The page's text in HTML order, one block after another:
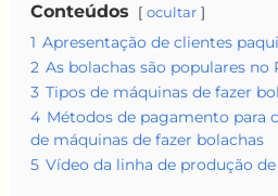
Conteúdos ocultar
1 Apresentação de clientes
2 As bolachas são populares no
3 Tipos de máquinas de fazer
4 Métodos de pagamento para
de máquinas de fazer bolachas
5 Vídeo da linha de produção